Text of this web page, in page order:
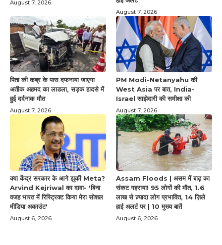
August 7, 2026
August 7, 2026
पिता की कब्र के पास दफनाया जाएगा
अतीक अहमद का लाडला, सड़क हादसे में
हुई दर्दनाक मौत
August 7, 2026
PM Modi-Netanyahu की
West Asia पर बात, India-
Israel साझेदारी की समीक्षा की
August 7, 2026
क्या केंद्र सरकार के आगे झुकी Meta?
Arvind Kejriwal का दावा- 'बिना
वजह भारत में रिस्ट्रिक्ट किया मेरा सोशल
मीडिया अकाउंट'
August 6, 2026
Assam Floods | असम में बाढ़ का
संकट गहराया! 95 लोगों की मौत, 1.6
लाख से ज़्यादा लोग प्रभावित, 14 ज़िले
हाई अलर्ट पर | 10 मुख्य बातें
August 6, 2026